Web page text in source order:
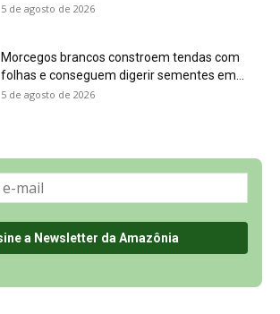
5 de agosto de 2026
Morcegos brancos constroem tendas com
folhas e conseguem digerir sementes em...
5 de agosto de 2026